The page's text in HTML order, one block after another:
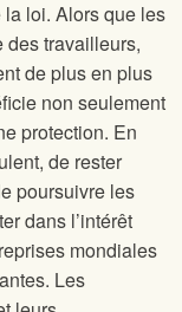
loi. Alors que les
des travailleurs,
de plus en plus
non seulement
protection. En
de rester
poursuivre les
dans l’intérêt
mondiales
Les